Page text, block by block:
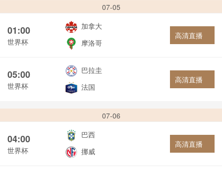
07-05
01:00
世界杯
加拿大
摩洛哥
高清直播
05:00
世界杯
巴拉圭
法国
高清直播
07-06
04:00
世界杯
巴西
挪威
高清直播